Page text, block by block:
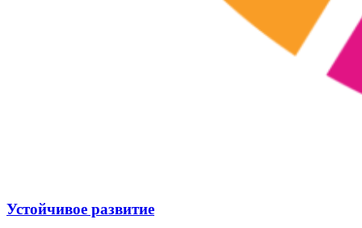
Устойчивое развитие